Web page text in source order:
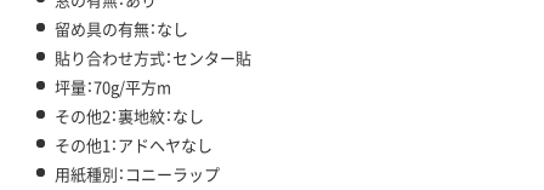
留め具の有無：なし
貼り合わせ方式：センター貼
坪量：70g/平方m
その他2：裏地紋：なし
その他1：アドヘヤなし
用紙種別：コニーラップ